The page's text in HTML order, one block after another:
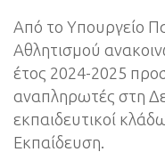
Από το Υπουργείο
Αθλητισμού
έτος 2024-2025
αναπληρωτές στη
εκπαιδευτικοί
Εκπαίδευση.